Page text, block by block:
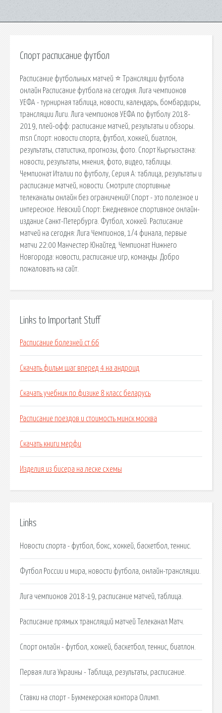
Спорт расписание футбол
Расписание футбольных матчей ⭐ Трансляции футбола
онлайн Расписание футбола на сегодня. Лига чемпионов
УЕФА - турнирная таблица, новости, календарь, бомбардиры,
трансляции Лиги. Лига чемпионов УЕФА по футболу 2018-
2019, плей-офф: расписание матчей, результаты и обзоры.
msn Спорт: новости спорта, футбол, хоккей, биатлон,
результаты, статистика, прогнозы, фото. Спорт Кыргызстана:
новости, результаты, мнения, фото, видео, таблицы.
Чемпионат Италии по футболу, Серия А: таблица, результаты и
расписание матчей, новости. Смотрите спортивные
телеканалы онлайн без ограничений! Спорт - это полезное и
интересное. Невский Спорт: Ежедневное спортивное онлайн-
издание Санкт-Петербурга. Футбол, хоккей. Расписание
матчей на сегодня: Лига Чемпионов, 1/4 финала, первые
матчи 22:00 Манчестер Юнайтед. Чемпионат Нижнего
Новгорода: новости, расписание игр, команды. Добро
пожаловать на сайт.
Links to Important Stuff
Расписание болезней ст 66
Скачать фильм шаг вперед 4 на андроид
Скачать учебник по физике 8 класс беларусь
Расписание поездов и стоимость минск москва
Скачать книги мерфи
Изделия из бисера на леске схемы
Links
Новости спорта - футбол, бокс, хоккей, баскетбол, теннис.
Футбол России и мира, новости футбола, онлайн-трансляции.
Лига чемпионов 2018-19, расписание матчей, таблица.
Расписание прямых трансляций матчей Телеканал Матч.
Спорт онлайн - футбол, хоккей, баскетбол, теннис, биатлон.
Первая лига Украины - Таблица, результаты, расписание.
Ставки на спорт - Букмекерская контора Олимп.